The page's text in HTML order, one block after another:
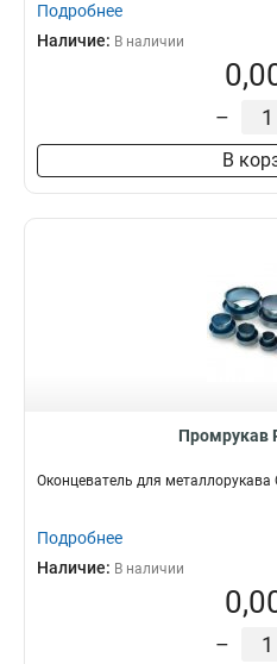
Подробнее
Наличие: В наличии
–
В
Промрукав
Оконцеватель для
Подробнее
Наличие: В наличии
–